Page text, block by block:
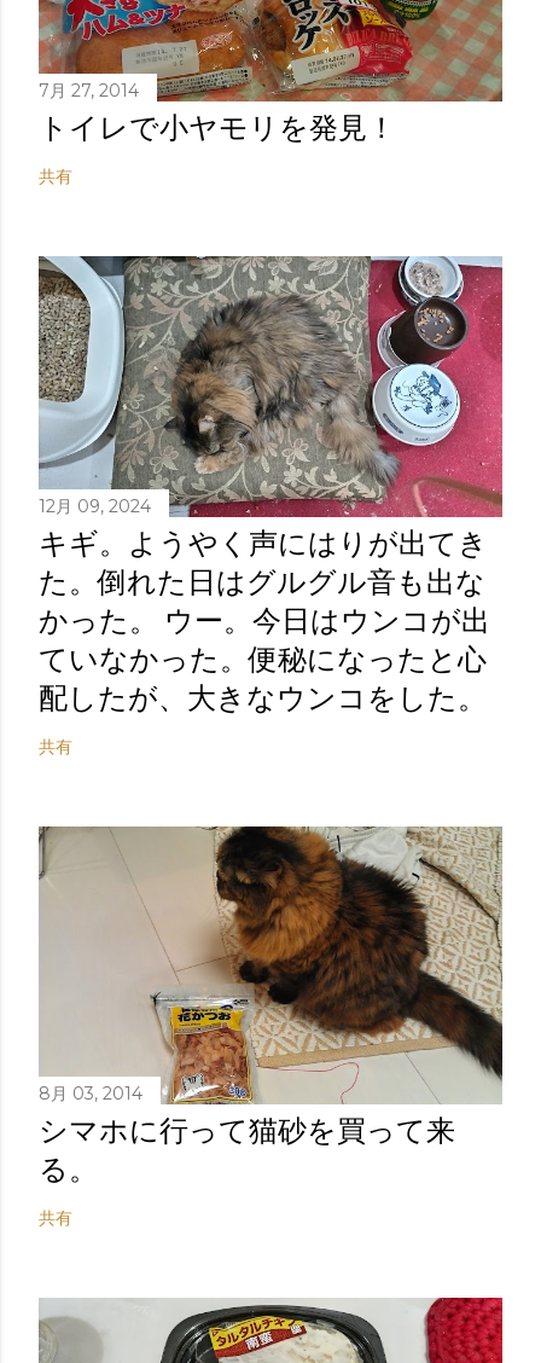
7月 27, 2014
トイレで小ヤモリを発見！
共有
12月 09, 2024
キギ。ようやく声にはりが出てき
た。倒れた日はグルグル音も出な
かった。 ウー。今日はウンコが出
ていなかった。便秘になったと心
配したが、大きなウンコをした。
共有
8月 03, 2014
シマホに行って猫砂を買って来
る。
共有